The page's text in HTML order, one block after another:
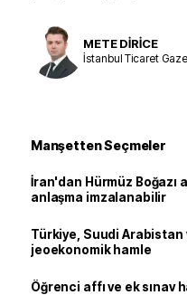
METE DİRİCE
İstanbul Ticaret
Manşetten Seçmeler
İran'dan Hürmüz Boğazı
anlaşma imzalanabilir
Türkiye, Suudi
jeoekonomik hamle
Öğrenci affı ve ek sınav